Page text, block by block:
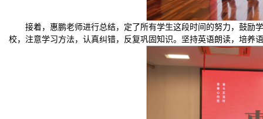
接着，惠鹏老师进行总结，定了所有学生这段时间的努力，鼓励
校，注意学习方法，认真纠错，反复巩固知识。坚持英语朗读，培养